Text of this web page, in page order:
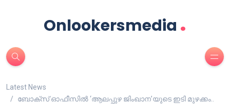
Onlookersmedia .
Latest News
ബോക്സ് ഓഫീസിൽ ‘ആലപ്പുഴ ജിംഖാന’യുടെ ഇടി മുഴക്കം..